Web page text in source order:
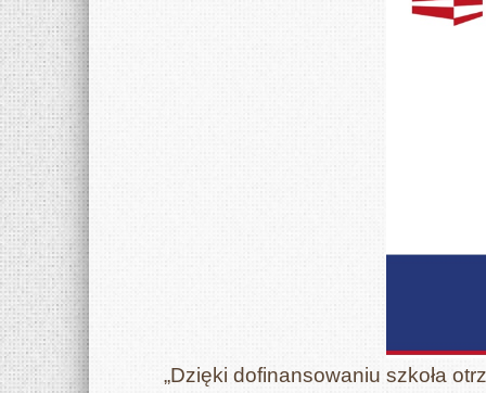
„Dzięki dofinansowaniu szkoła